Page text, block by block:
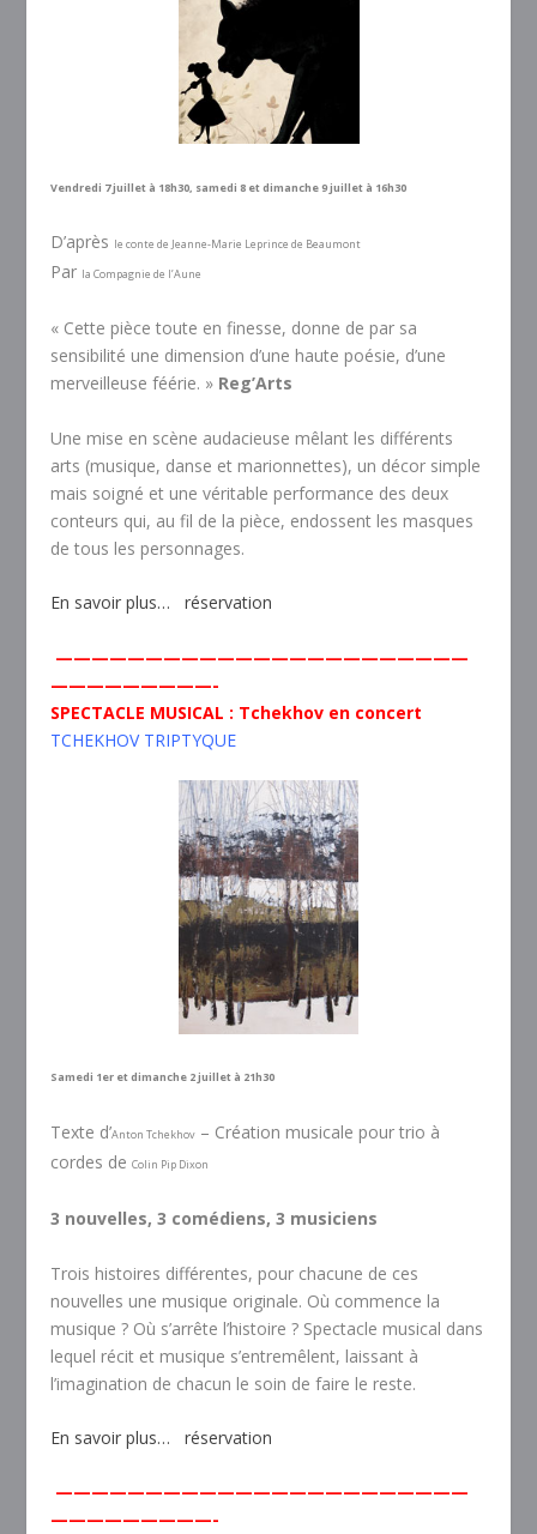
Vendredi 7 juillet à 18h30, samedi 8 et dimanche 9 juillet à 16h30
D’après le conte de Jeanne-Marie Leprince de Beaumont
Par la Compagnie de l’Aune
« Cette pièce toute en finesse, donne de par sa
sensibilité une dimension d’une haute poésie, d’une
merveilleuse féérie. » Reg’Arts
Une mise en scène audacieuse mêlant les différents
arts (musique, danse et marionnettes), un décor simple
mais soigné et une véritable performance des deux
conteurs qui, au fil de la pièce, endossent les masques
de tous les personnages.
En savoir plus… réservation
———————————————————————
—————————-
SPECTACLE MUSICAL : Tchekhov en concert
TCHEKHOV TRIPTYQUE
Samedi 1er et dimanche 2 juillet à 21h30
Texte d’Anton Tchekhov – Création musicale pour trio à
cordes deColin Pip Dixon
3 nouvelles, 3 comédiens, 3 musiciens
Trois histoires différentes, pour chacune de ces
nouvelles une musique originale. Où commence la
musique ? Où s’arrête l’histoire ? Spectacle musical dans
lequel récit et musique s’entremêlent, laissant à
l’imagination de chacun le soin de faire le reste.
En savoir plus… réservation
———————————————————————
—————————-